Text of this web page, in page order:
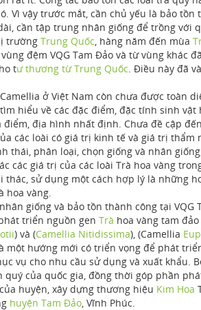
Vì vậy trước mắt, cần chủ yếu là bảo tồn
cần tập trung nhân giống để trồng với
trường Trung Quốc, hàng năm đến mùa
đệm VQG Tam Đảo và từ vùng khác
tư thương từ Trung Quốc. Điều này đã
ở Việt Nam còn chưa được toàn
hiểu về các đặc điểm, đặc tính sinh vật
địa hình nhất định. Chưa đề cập
các loài có giá trị kinh tế và giá trị thẩm
thái, phân loại, chọn giống và nhân
các giá trị của các loài Trà hoa vàng
sử dụng một cách hợp lý là những
hoa vàng.
giống và bảo tồn thành công tại VQG
triển nguồn gen Trà hoa vàng tam đảo
) và (Camellia Nitidissima), (Camellia
một hướng mới có triển vọng để phát
vụ cho nhu cầu sử dụng và xuất khẩu.
của quốc gia, đồng thời góp phần
huyện, xây dựng thương hiệu Kim Hoa
huyện Tam Đảo, Vĩnh Phúc.